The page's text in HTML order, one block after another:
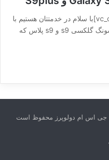
[vc_row][vc_column][vc_column_text]با سلام در خدمتتان هستیم با
روت و کاستوم ریکاوری گوشی سامسونگ گلکسی s9 و s9 پلاس که
جی اس ام دولوپرز محفوظ است
تلگرام